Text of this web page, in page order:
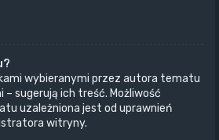
wybieranymi przez autora tematu
sugerują ich treść. Możliwość
uzależniona jest od uprawnień
witryny.